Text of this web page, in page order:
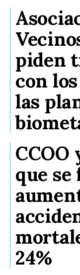
piden
con
las
CCOO
que se
24%